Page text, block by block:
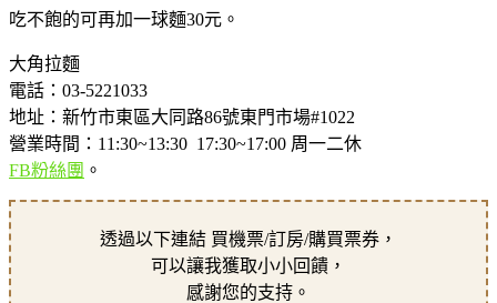
吃不飽的可再加一球麵30元。
大角拉麵
電話：03-5221033
地址：新竹市東區大同路86號東門市場#1022
營業時間：11:30~13:30 17:30~17:00 周一二休
FB粉絲團 。
透過以下連結 買機票/訂房/購買票券，
可以讓我獲取小小回饋，
感謝您的支持。